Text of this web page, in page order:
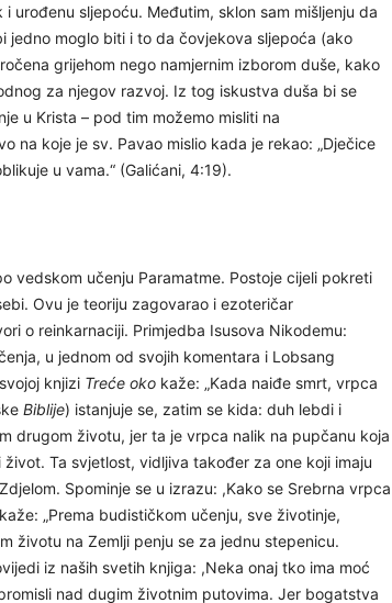
urođenu sljepoću. Međutim, sklon sam mišljenju da
jedno moglo biti i to da čovjekova sljepoća (ako
grijehom nego namjernim izborom duše, kako
za njegov razvoj. Iz tog iskustva duša bi se
u Krista – pod tim možemo misliti na
na koje je sv. Pavao mislio kada je rekao: „Dječice
u vama.“ (Galićani, 4:19).
vedskom učenju Paramatme. Postoje cijeli pokreti
Ovu je teoriju zagovarao i ezoteričar
o reinkarnaciji. Primjedba Isusova Nikodemu:
u jednom od svojih komentara i Lobsang
knjizi Treće oko kaže: „Kada naiđe smrt, vrpca
Biblije) istanjuje se, zatim se kida: duh lebdi i
drugom životu, jer ta je vrpca nalik na pupčanu koja
Ta svjetlost, vidljiva također za one koji imaju
Spominje se u izrazu: ,Kako se Srebrna vrpca
„Prema budističkom učenju, sve životinje,
životu na Zemlji penju se za jednu stepenicu.
iz naših svetih knjiga: ,Neka onaj tko ima moć
nad dugim životnim putovima. Jer bogatstva